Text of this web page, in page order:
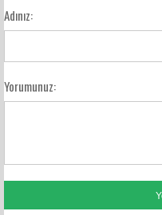
Adınız:
Yorumunuz: